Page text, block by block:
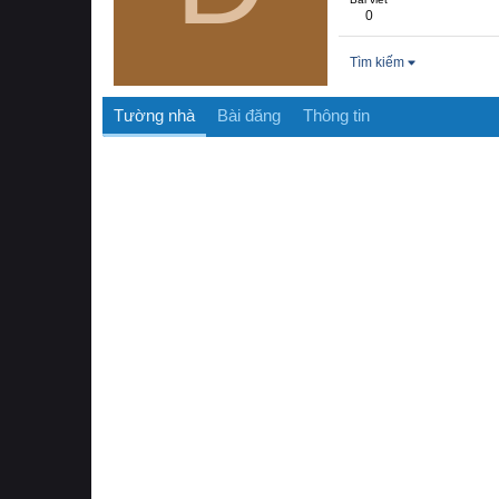
0
Tìm kiếm
Tường nhà Bài đăng Thông tin